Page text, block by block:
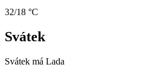
32/18 °C
Svátek
Svátek má Lada